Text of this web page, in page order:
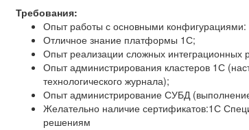
Требования:
Опыт работы с основными конфигурациями:
Отличное знание платформы 1С;
Опыт реализации сложных интеграционных
Опыт администрирования кластеров 1С
технологического журнала);
Опыт администрирование СУБД
Желательно наличие сертификатов:1С
решениям